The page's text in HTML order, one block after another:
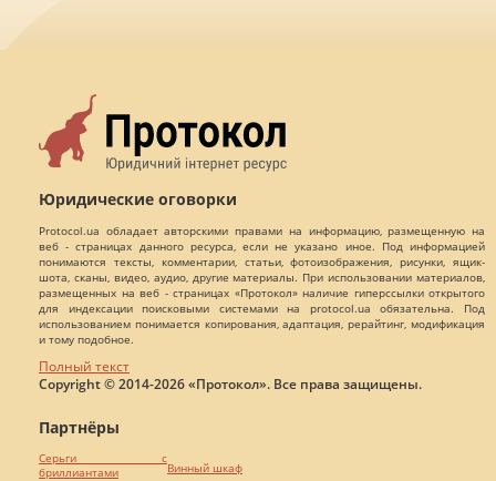
Юридические оговорки
Protocol.ua обладает авторскими правами на информацию, размещенную на
веб - страницах данного ресурса, если не указано иное. Под информацией
понимаются тексты, комментарии, статьи, фотоизображения, рисунки, ящик-
шота, сканы, видео, аудио, другие материалы. При использовании материалов,
размещенных на веб - страницах «Протокол» наличие гиперссылки открытого
для индексации поисковыми системами на protocol.ua обязательна. Под
использованием понимается копирования, адаптация, рерайтинг, модификация
и тому подобное.
Полный текст
Copyright © 2014-2026 «Протокол». Все права защищены.
Партнёры
Серьги с
бриллиантами
Винный шкаф